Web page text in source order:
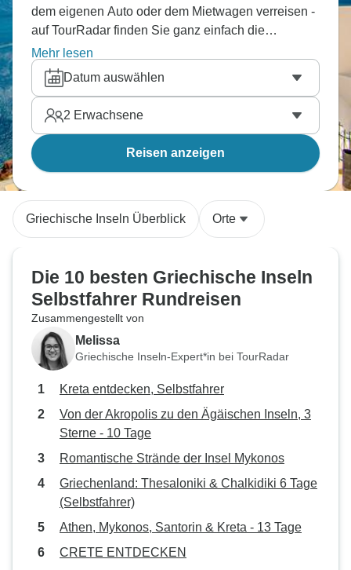
dem eigenen Auto oder dem Mietwagen verreisen -
auf TourRadar finden Sie ganz einfach die
passende aus über 18 Pkw Rundreisen dank 5
Erfahrungsberichten.
Mehr lesen
Datum auswählen
2 Erwachsene
Reisen anzeigen
Griechische Inseln Überblick Orte
Die 10 besten Griechische Inseln
Selbstfahrer Rundreisen
Zusammengestellt von
Melissa
Griechische Inseln-Expert*in bei TourRadar
Kreta entdecken, Selbstfahrer
Von der Akropolis zu den Ägäischen Inseln, 3
Sterne - 10 Tage
Romantische Strände der Insel Mykonos
Griechenland: Thesaloniki & Chalkidiki 6 Tage
(Selbstfahrer)
Athen, Mykonos, Santorin & Kreta - 13 Tage
CRETE ENTDECKEN